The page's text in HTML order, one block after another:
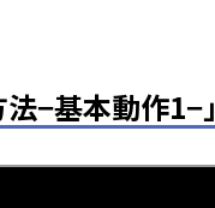
−基本動作1−」